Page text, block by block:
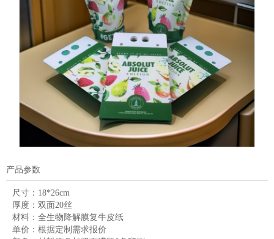
产品参数
尺寸： 18*26cm
厚度： 双面20丝
材料： 全生物降解膜复牛皮纸
单价： 根据定制需求报价